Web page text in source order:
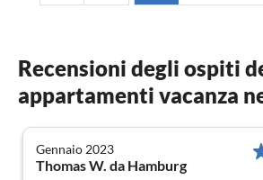
Recensioni degli ospiti
appartamenti vacanza
Gennaio 2023
Thomas W. da Hamburg